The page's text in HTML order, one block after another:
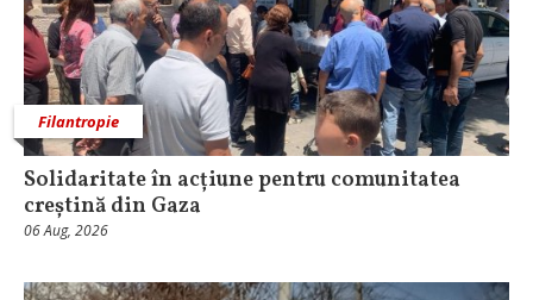
Filantropie
Solidaritate în acțiune pentru comunitatea
creștină din Gaza
06 Aug, 2026